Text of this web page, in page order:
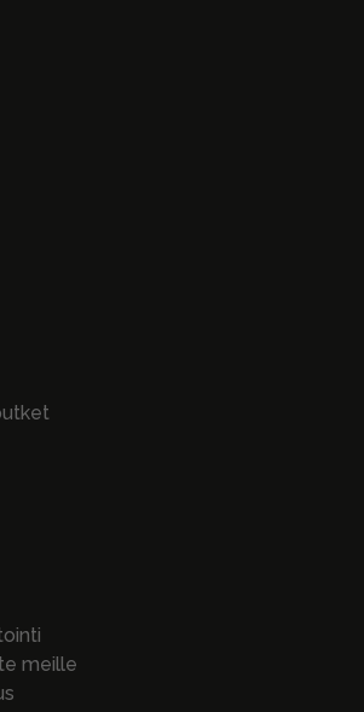
meille